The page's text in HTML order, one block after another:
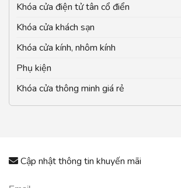
Khóa cửa điện tử tân cổ điển
Khóa cửa khách sạn
Khóa cửa kính, nhôm kính
Phụ kiện
Khóa cửa thông minh giá rẻ
Cập nhật thông tin khuyến mãi